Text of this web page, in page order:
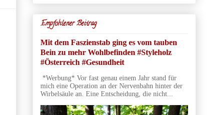
Empfohlener Beitrag
Mit dem Faszienstab ging es vom tauben
Bein zu mehr Wohlbefinden #Styleholz
#Österreich #Gesundheit
*Werbung* Vor fast genau einem Jahr stand für
mich eine Operation an der Nervenbahn hinter der
Wirbelsäule an. Eine Entscheidung, die nicht...